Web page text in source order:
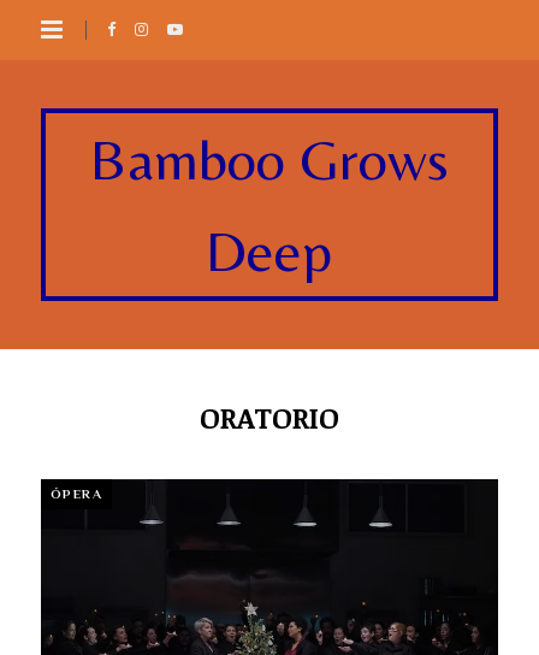
Bamboo Grows
Deep
ORATORIO
ÓPERA